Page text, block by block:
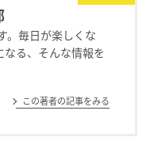
。毎日が楽しくな
なる、そんな情報を
この著者の記事をみる